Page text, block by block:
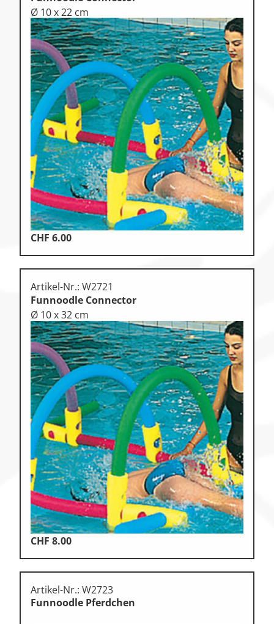
Ø 10 x 22 cm
CHF 6.00
Artikel-Nr.: W2721
Funnoodle Connector
Ø 10 x 32 cm
CHF 8.00
Artikel-Nr.: W2723
Funnoodle Pferdchen